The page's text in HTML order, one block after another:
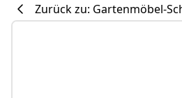
Zurück zu: Gartenmöbel-